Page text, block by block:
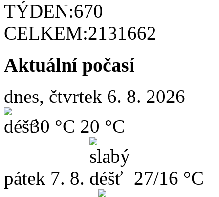
TÝDEN:670
CELKEM:2131662
Aktuální počasí
dnes, čtvrtek 6. 8. 2026
30 °C 20 °C
pátek 7. 8.
27/16 °C